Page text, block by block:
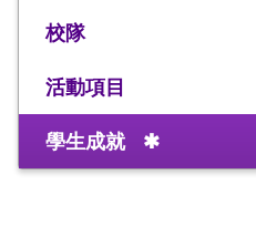
校隊
活動項目
學生成就